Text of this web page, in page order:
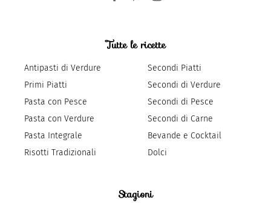
Tutte le ricette
Antipasti di Verdure
Primi Piatti
Pasta con Pesce
Pasta con Verdure
Pasta Integrale
Risotti Tradizionali
Secondi Piatti
Secondi di Verdure
Secondi di Pesce
Secondi di Carne
Bevande e Cocktail
Dolci
Stagioni